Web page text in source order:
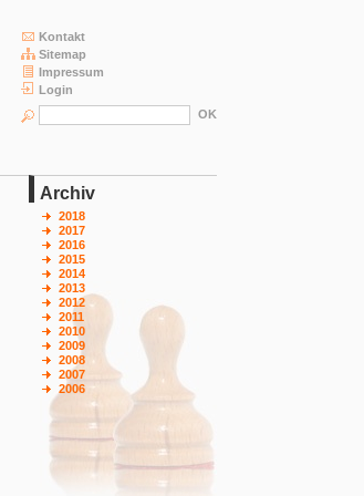
Kontakt
Sitemap
Impressum
Login
Archiv
2018
2017
2016
2015
2014
2013
2012
2011
2010
2009
2008
2007
2006